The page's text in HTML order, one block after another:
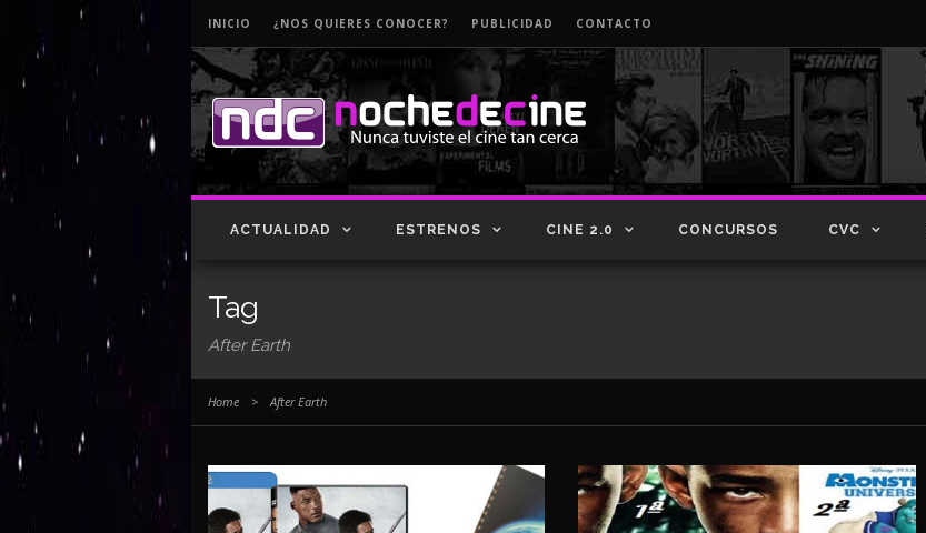
INICIO ¿NOS QUIERES CONOCER? PUBLICIDAD CONTACTO
ACTUALIDAD ESTRENOS CINE 2.0 CONCURSOS CVC
Tag
After Earth
Home > After Earth